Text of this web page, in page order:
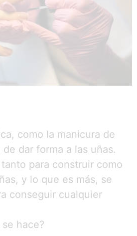
como la manicura de
dar forma a las uñas.
para construir como
y lo que es más, se
conseguir cualquier
hace?